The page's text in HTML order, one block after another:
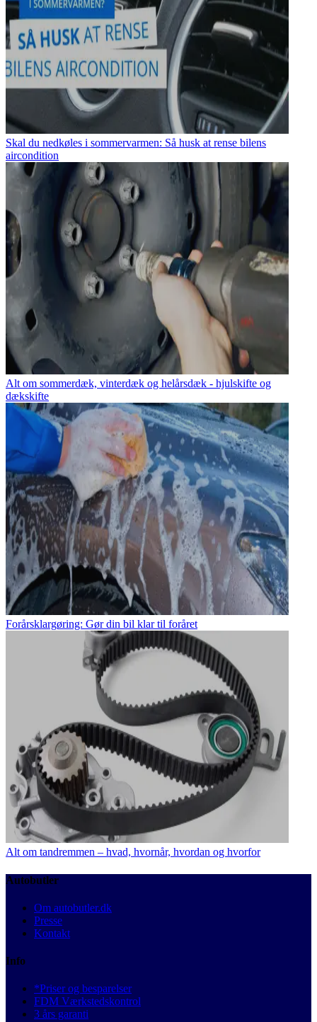
Skal du nedkøles i sommervarmen: Så husk at rense bilens
aircondition
Alt om sommerdæk, vinterdæk og helårsdæk - hjulskifte og
dækskifte
Forårsklargøring: Gør din bil klar til foråret
Alt om tandremmen – hvad, hvornår, hvordan og hvorfor
Autobutler
Om autobutler.dk
Presse
Kontakt
Info
*Priser og besparelser
FDM Værkstedskontrol
3 års garanti